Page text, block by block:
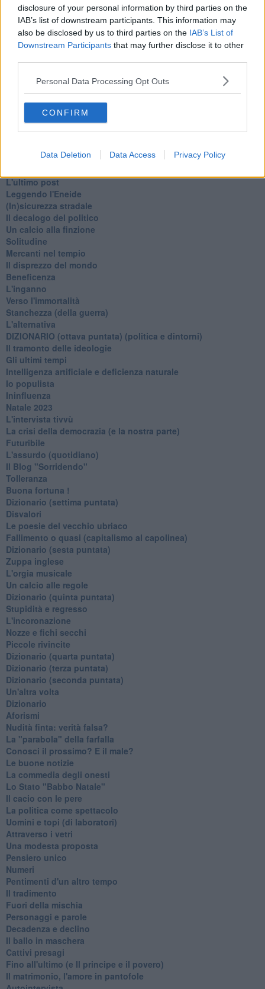
disclosure of your personal information by third parties on the
IAB’s list of downstream participants. This information may
also be disclosed by us to third parties on the IAB’s List of
Downstream Participants that may further disclose it to other
Personal Data Processing Opt Outs
CONFIRM
Data Deletion Data Access Privacy Policy
Schizzi di fango
Sor-riso amaro
Fine anno al ristorante
La festa di Capodanno
Natale 2024
Re e regnanti
Come rubare allo stato e vivere felici
Il compagno
​Io (allo specchio)
Tramonto
La virtù del non fare
L'ultimo post
Leggendo l'Eneide
​(In)sicurezza stradale
Il decalogo del politico
Un calcio alla finzione
Solitudine
Mercanti nel tempio
Il disprezzo del mondo
Beneficenza
L'inganno
Verso l'immortalità
Stanchezza (della guerra)
L'alternativa
​DIZIONARIO (ottava puntata) (politica e dintorni)
Il tramonto delle ideologie
Gli ultimi tempi
Intelligenza artificiale e deficienza naturale
Io populista
Ininfluenza
Natale 2023
L'intervista tivvù
La crisi della democrazia (e la nostra parte)
Futuribile
L'assurdo (quotidiano)
Il Blog "Sorridendo"
Tolleranza
Buona fortuna !
​Dizionario (settima puntata)
Disvalori
Le poesie del vecchio ubriaco
Fallimento o quasi (capitalismo al capolinea)
Dizionario (sesta puntata)
Zuppa inglese
L'orgia musicale
Un calcio alle regole
Dizionario (quinta puntata)
Stupidità e regresso
L'incoronazione
Nozze e fichi secchi
Piccole rivincite
​Dizionario (quarta puntata)
​Dizionario (terza puntata)
​Dizionario (seconda puntata)
Un'altra volta
Dizionario
Aforismi
Nudità finta: verità falsa?
La "parabola" della farfalla
Conosci il prossimo? E il male?
Le buone notizie
La commedia degli onesti
Lo Stato "Babbo Natale"
Il cacio con le pere
La politica come spettacolo
Uomini e topi (di laboratori)
Attraverso i vetri
Una modesta proposta
Pensiero unico
Numeri
Pentimenti d'un altro tempo
Il tradimento
Fuori della mischia
Personaggi e parole
Decadenza e declino
Il ballo in maschera
Cattivi presagi
Fino all'ultimo (e Il principe e il povero)
Il matrimonio, l'amore in pantofole